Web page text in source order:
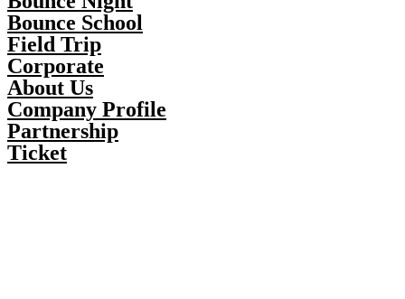
Bounce School
Field Trip
Corporate
About Us
Company Profile
Partnership
Ticket